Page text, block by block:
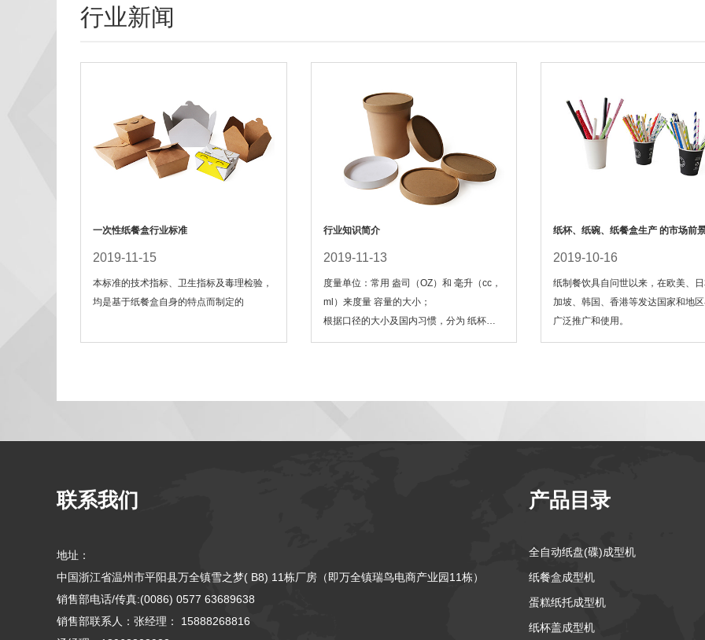
行业新闻
一次性纸餐盒行业标准
2019-11-15
本标准的技术指标、卫生指标及毒理检验，
均是基于纸餐盒自身的特点而制定的
行业知识简介
2019-11-13
度量单位：常用 盎司（OZ）和 毫升（cc，
ml）来度量 容量的大小；
根据口径的大小及国内习惯，分为 纸杯，
纸杯、纸碗、纸餐盒生产 的市场前
2019-10-16
纸制餐饮具自问世以来，在欧美、
加坡、韩国、香港等发达国家和地
广泛推广和使用。
联系我们
地址：
中国浙江省温州市平阳县万全镇雪之梦( B8) 11栋厂房（即万全镇瑞鸟电商产业园11栋）
销售部电话/传真:(0086) 0577 63689638
销售部联系人：张经理： 15888268816
产品目录
全自动纸盘(碟)成型机
纸餐盒成型机
蛋糕纸托成型机
纸杯盖成型机